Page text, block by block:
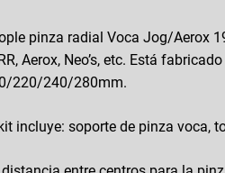
pinza radial Voca Jog/Aerox
Aerox, Neo’s, etc. Está
220/240/280mm.
incluye: soporte de pinza voca,